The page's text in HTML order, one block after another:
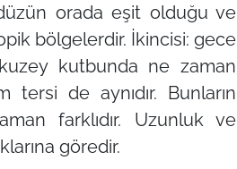
orada eşit olduğu ve
bölgelerdir. İkincisi: gece
kutbunda ne zaman
de aynıdır. Bunların
farklıdır. Uzunluk ve
göredir.